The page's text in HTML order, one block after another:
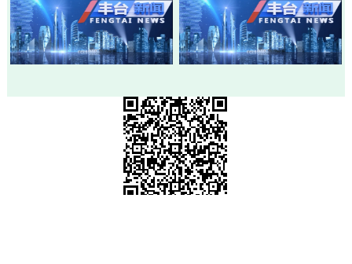
20260730-丰台新闻
20260728-丰台新闻